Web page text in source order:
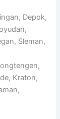
Depok,
Sleman,
Kraton,